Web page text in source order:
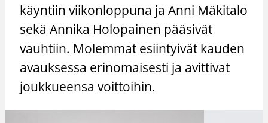
käyntiin viikonloppuna ja Anni Mäkitalo
sekä Annika Holopainen pääsivät
vauhtiin. Molemmat esiintyivät kauden
avauksessa erinomaisesti ja avittivat
joukkueensa voittoihin.